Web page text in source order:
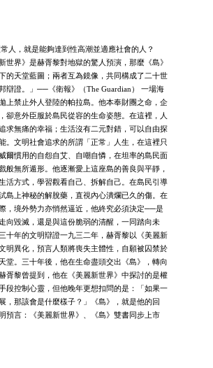
人，就是能夠達到性高潮並適應社會的人？
世界》是赫胥黎對地獄的驚人預演，那麼《島》
的天堂藍圖；兩者互為鏡像，共同構成了二十世
辯證。」──《衛報》（The Guardian） 一場海
上禁止外人登陸的帕拉島。他本奉財團之命，企
卻意外臣服於島民從容的生命姿態。在這裡，人
求無痛的幸福；生活沒有二元對錯，可以自由探
。文明社會追求的所謂「正常」人生，在這裡只
爾慣用的自怨自艾、自嘲自憐，在坦率的島民面
般無所遁形。他逐漸愛上這座島的善良與平靜，
活方式，學習觀看自己、拆解自己。在島民引導
島上神秘的解脫藥，直視內心潰爛已久的傷。在
，境外勢力亦悄然逼近，他終究必須決定──是
向毀滅，還是與這份脆弱的清醒，一同踏向未
十年的文明辯證一九三二年，赫胥黎以《美麗新
明異化，預言人類將喪失主體性，自願被囚禁於
堂。三十年後，他在生命盡頭交出《島》，轉向
胥黎曾提到，他在《美麗新世界》中探討的是權
段控制心靈，但他晚年更想扣問的是：「如果一
，那該會是什麼樣子？」《島》，就是他的回
預言：《美麗新世界》、《島》雙書同步上市